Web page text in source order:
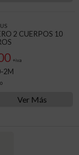
2 CUERPOS 10
+iva
2M
Ver Más